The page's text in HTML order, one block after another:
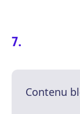
Contenu